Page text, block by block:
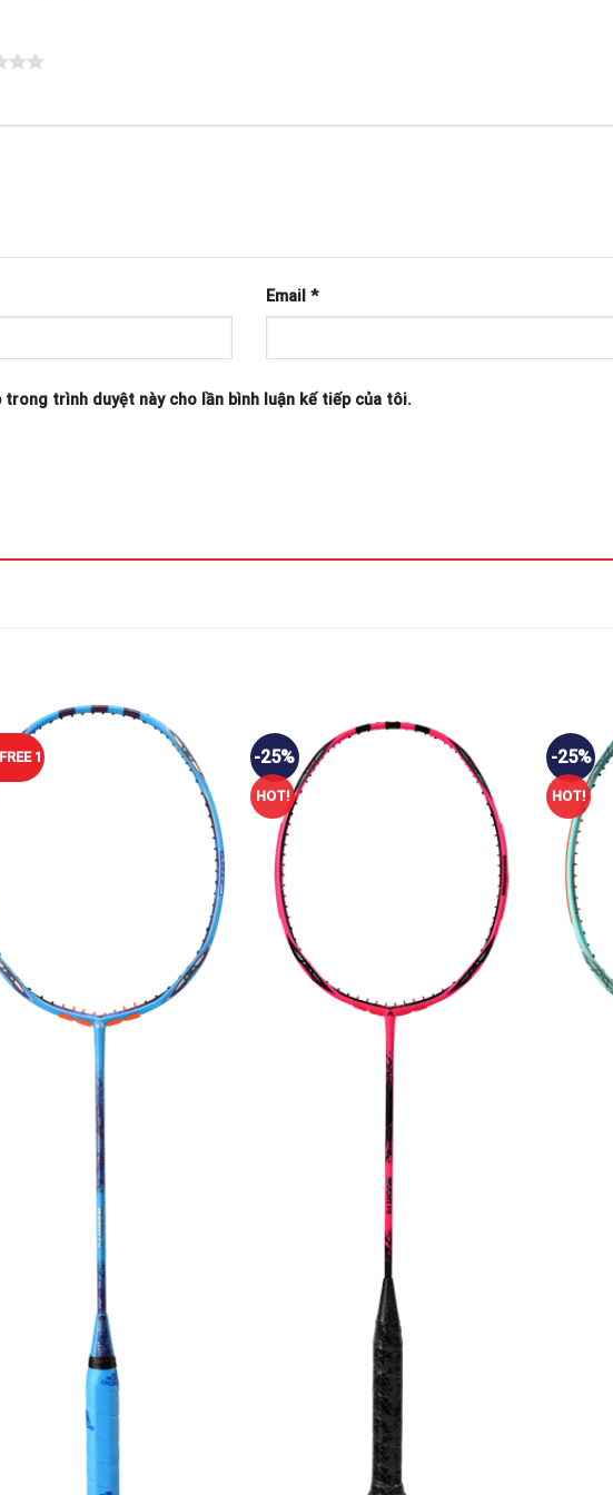
Email *
trong trình duyệt này cho lần bình luận kế tiếp của tôi.
1 -25%
HOT!
-25%
HOT!